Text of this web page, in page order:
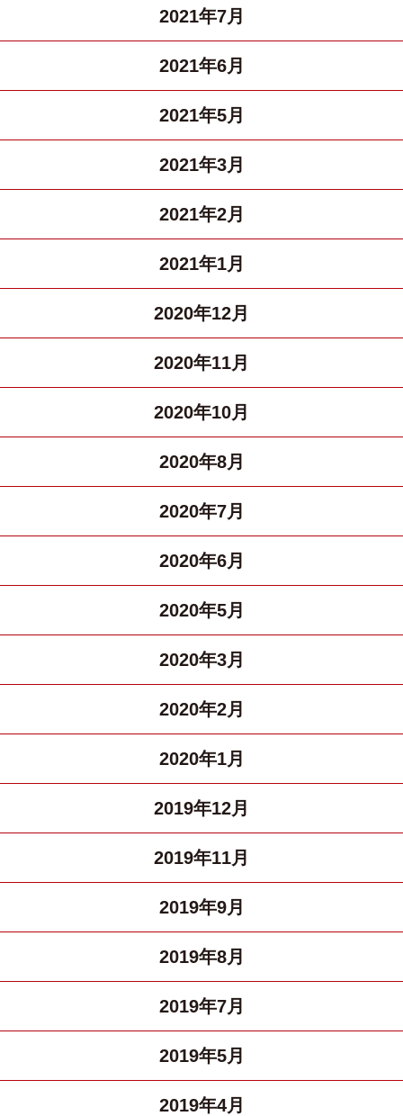
2021年7月
2021年6月
2021年5月
2021年3月
2021年2月
2021年1月
2020年12月
2020年11月
2020年10月
2020年8月
2020年7月
2020年6月
2020年5月
2020年3月
2020年2月
2020年1月
2019年12月
2019年11月
2019年9月
2019年8月
2019年7月
2019年5月
2019年4月